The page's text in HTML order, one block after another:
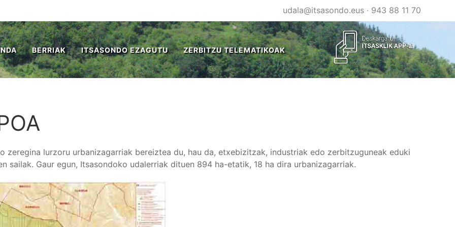
udala@itsasondo.eus· 943 88 11 70
BERRIAK ITSASONDO EZAGUTU ZERBITZU TELEMATIKOAK
zeregina lurzoru urbanizagarriak bereiztea du, hau da, etxebizitzak, industriak edo zerbitzuguneak eduki
sailak. Gaur egun, Itsasondoko udalerriak dituen 894 ha-etatik, 18 ha dira urbanizagarriak.